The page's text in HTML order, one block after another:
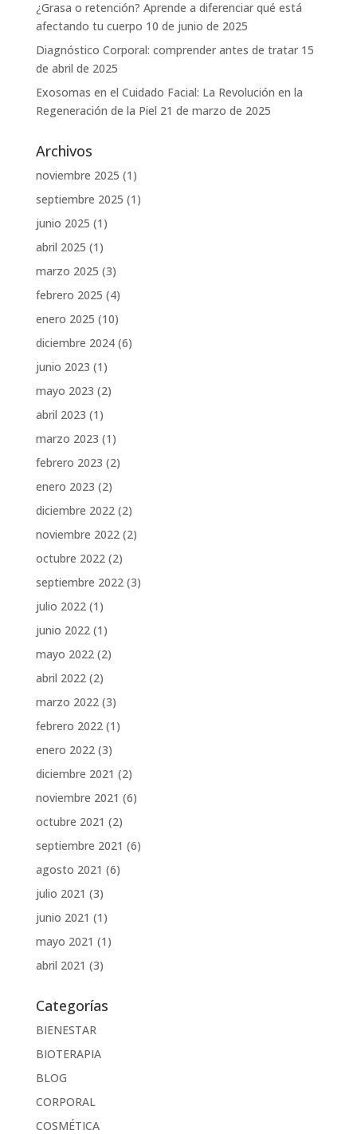
¿Grasa o retención? Aprende a diferenciar qué está
afectando tu cuerpo 10 de junio de 2025
Diagnóstico Corporal: comprender antes de tratar 15
de abril de 2025
Exosomas en el Cuidado Facial: La Revolución en la
Regeneración de la Piel 21 de marzo de 2025
Archivos
noviembre 2025 (1)
septiembre 2025 (1)
junio 2025 (1)
abril 2025 (1)
marzo 2025 (3)
febrero 2025 (4)
enero 2025 (10)
diciembre 2024(6)
junio 2023 (1)
mayo 2023 (2)
abril 2023 (1)
marzo 2023 (1)
febrero 2023 (2)
enero 2023 (2)
diciembre 2022(2)
noviembre 2022(2)
octubre 2022(2)
septiembre 2022(3)
julio 2022(1)
junio 2022(1)
mayo 2022(2)
abril 2022(2)
marzo 2022(3)
febrero 2022(1)
enero 2022(3)
diciembre 2021 (2)
noviembre 2021 (6)
octubre 2021 (2)
septiembre 2021 (6)
agosto 2021 (6)
julio 2021 (3)
junio 2021 (1)
mayo 2021 (1)
abril 2021 (3)
Categorías
BIENESTAR
BIOTERAPIA
BLOG
CORPORAL
COSMÉTICA